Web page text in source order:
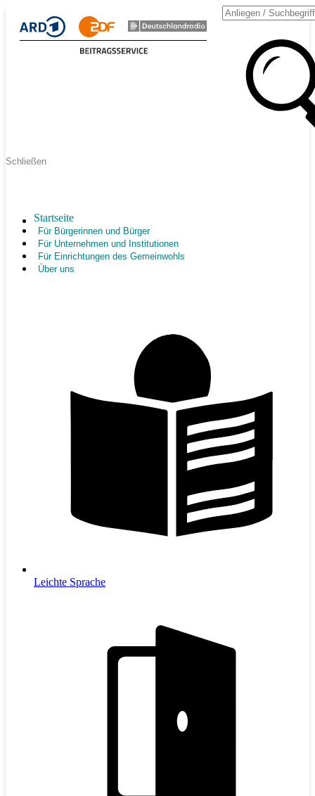
Schließen
Startseite
Für Bürgerinnen und Bürger
Für Unternehmen und Institutionen
Für Einrichtungen des Gemeinwohls
Über uns
Leichte Sprache